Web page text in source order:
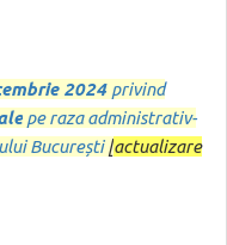
2024 privind
pe raza administrativ-
București[actualizare